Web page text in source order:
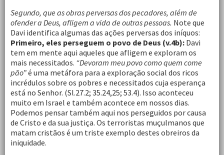
Segundo, que as obras perversas dos pecadores, além de
ofender a Deus, afligem a vida de outras pessoas. Note que
Davi identifica algumas das ações perversas dos iníquos:
Primeiro, eles perseguem o povo de Deus (v.4b): Davi
tem em mente aqui aqueles que afligem e exploram os
mais necessitados. “Devoram meu povo como quem come
pão”é uma metáfora para a exploração social dos ricos
incrédulos sobre os pobres e necessitados cuja esperança
está no Senhor. (Sl.27.2; 35.24,25; 53.4). Isso aconteceu
muito em Israel e também acontece em nossos dias.
Podemos pensar também aqui nos perseguidos por causa
de Cristo e da sua justiça. Os terroristas muçulmanos que
matam cristãos é um triste exemplo destes obreiros da
iniquidade.